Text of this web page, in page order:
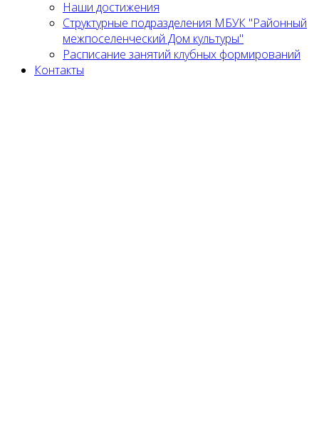
Наши достижения
Структурные подразделения МБУК "Районный
межпоселенческий Дом культуры"
Расписание занятий клубных формирований
Контакты